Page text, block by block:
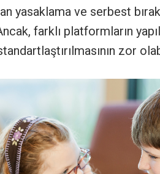
yasaklama ve serbest
farklı platformların
zor